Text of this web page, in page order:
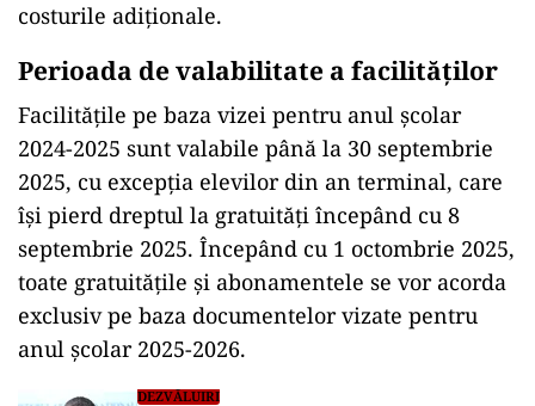
costurile adiționale.
Perioada de valabilitate a facilităților
Facilitățile pe baza vizei pentru anul școlar
2024-2025 sunt valabile până la 30 septembrie
2025, cu excepția elevilor din an terminal, care
își pierd dreptul la gratuități începând cu 8
septembrie 2025. Începând cu 1 octombrie 2025,
toate gratuitățile și abonamentele se vor acorda
exclusiv pe baza documentelor vizate pentru
anul școlar 2025-2026.
DEZVĂLUIRI